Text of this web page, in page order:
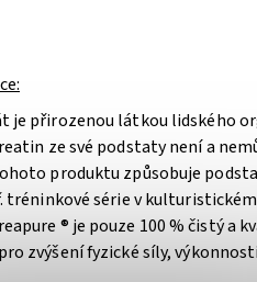
je přirozenou látkou lidského
ze své podstaty není a
produktu způsobuje
tréninkové série v
® je pouze 100 % čistý
zvýšení fyzické síly,